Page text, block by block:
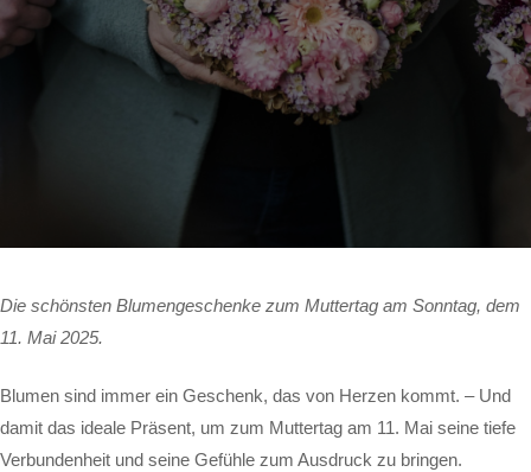
Die schönsten Blumengeschenke zum Muttertag am Sonntag, dem
11. Mai 2025.
Blumen sind immer ein Geschenk, das von Herzen kommt. – Und
damit das ideale Präsent, um zum Muttertag am 11. Mai seine tiefe
Verbundenheit und seine Gefühle zum Ausdruck zu bringen.